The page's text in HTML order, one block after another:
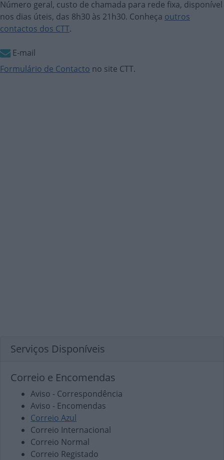
Número geral, custo de chamada para rede fixa, disponível
nos dias úteis, das 8h30 às 21h30. Conheça outros
contactos dos CTT.
E-mail
Formulário de Contacto no site CTT.
Serviços Disponíveis
Correio e Encomendas
Aviso - Correspondência
Aviso - Encomendas
Correio Azul
Correio Internacional
Correio Normal
Correio Registado